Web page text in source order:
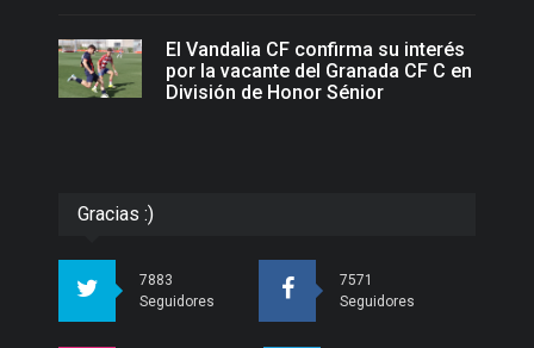
El Vandalia CF confirma su interés
por la vacante del Granada CF C en
División de Honor Sénior
Gracias :)
7883
Seguidores
7571
Seguidores